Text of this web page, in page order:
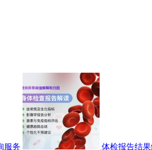
服务 体检报告结